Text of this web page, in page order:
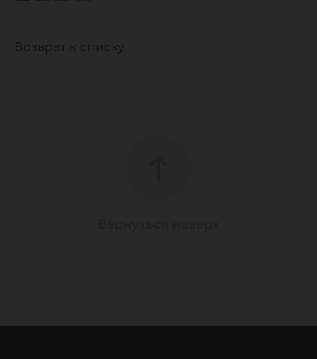
Возврат к списку